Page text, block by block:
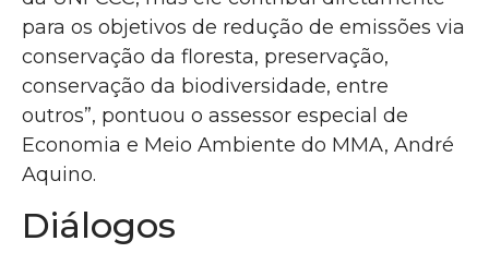
para os objetivos de redução de emissões via
conservação da floresta, preservação,
conservação da biodiversidade, entre
outros”, pontuou o assessor especial de
Economia e Meio Ambiente do MMA, André
Aquino.
Diálogos